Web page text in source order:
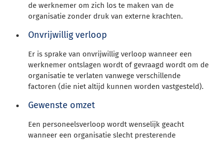
de werknemer om zich los te maken van de
organisatie zonder druk van externe krachten.
Onvrijwillig verloop
Er is sprake van onvrijwillig verloop wanneer een
werknemer ontslagen wordt of gevraagd wordt om de
organisatie te verlaten vanwege verschillende
factoren (die niet altijd kunnen worden vastgesteld).
Gewenste omzet
Een personeelsverloop wordt wenselijk geacht
wanneer een organisatie slecht presterende